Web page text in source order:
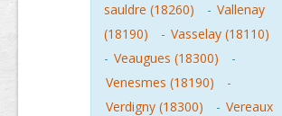
sauldre (18260)
- Vallenay
(18190)
- Vasselay (18110)
- Veaugues (18300)
-
Venesmes (18190)
-
Verdigny (18300)
- Vereaux